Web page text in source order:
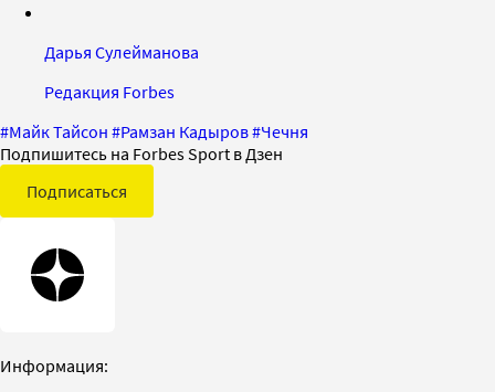
Дарья Сулейманова
Редакция Forbes
#Майк Тайсон #Рамзан Кадыров#Чечня
Подпишитесь на Forbes Sport в Дзен
Подписаться
Информация: